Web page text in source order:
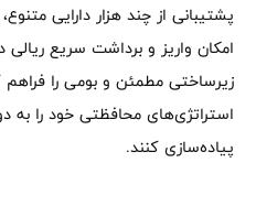
پشتیبانی از چند هزار دارایی
امکان واریز و برداشت سریع ریالی
زیرساختی مطمئن و بومی را فراهم
استراتژی‌های محافظتی خود را
پیاده‌سازی کنند.